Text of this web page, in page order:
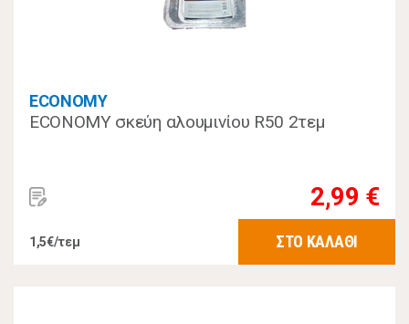
ECONOMY
ECONOMY σκεύη αλουμινίου R50 2τεμ
2,99 €
1,5€/τεμ ΣΤΟ ΚΑΛΑΘΙ